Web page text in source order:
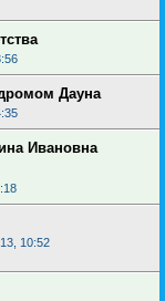
Дауна
Ивановна
10:52